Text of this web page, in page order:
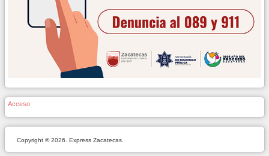
Acceso
Copyright © 2026. Express Zacatecas.